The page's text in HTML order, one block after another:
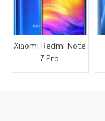
Xiaomi Redmi Note
7 Pro